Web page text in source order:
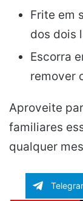
Frite em
dos dois
Escorra
remover
Aproveite
familiares
qualquer